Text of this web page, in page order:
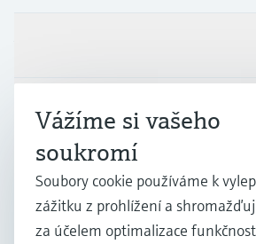
Průmysl
Podpora
Společnost
Vážíme si vašeho
soukromí
Soubory cookie používáme k
zážitku z prohlížení a
za účelem optimalizace